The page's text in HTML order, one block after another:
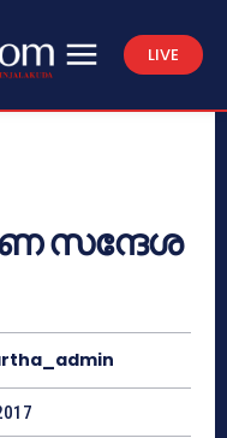
LIVE
സന്ദേശ